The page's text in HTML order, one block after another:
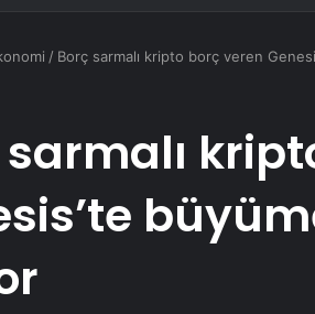
/ Borç sarmalı kripto borç veren
sarmalı